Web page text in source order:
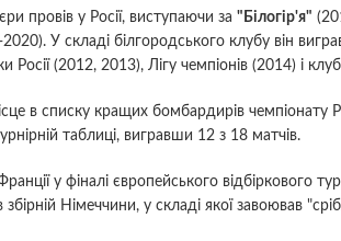
провів у Росії, виступаючи за "Білогір'я"
У складі білгородського клубу він
Росії (2012, 2013), Лігу чемпіонів (2014) і
в списку кращих бомбардирів чемпіонату
таблиці, вигравши 12 з 18 матчів.
у фіналі європейського відбіркового
Німеччини, у складі якої завоював